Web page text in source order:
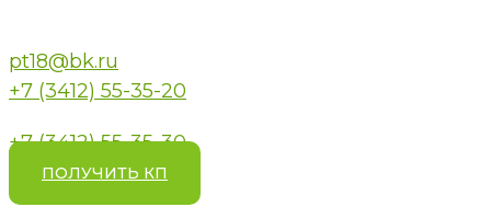
pt18@bk.ru
+7 (3412) 55-35-20
+7 (3412) 55-35-30
ПОЛУЧИТЬ КП